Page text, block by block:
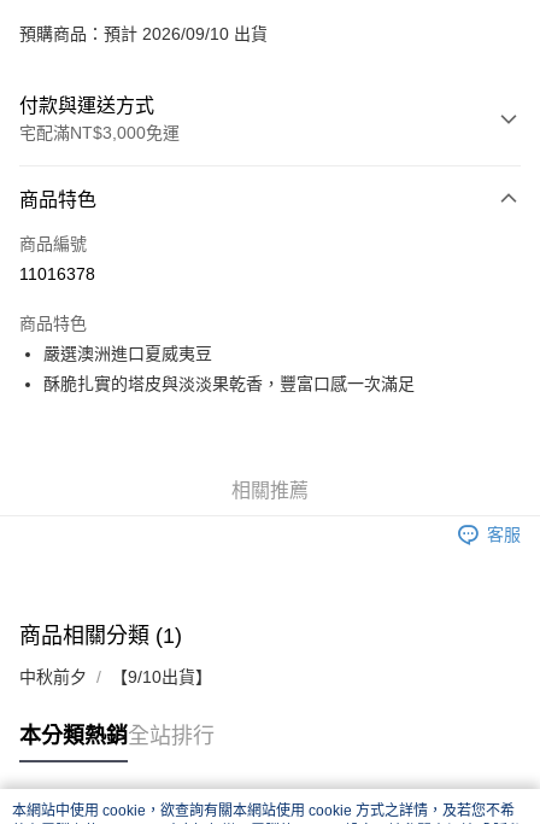
預購商品：預計 2026/09/10 出貨
付款與運送方式
宅配滿NT$3,000免運
信用卡一次付款
LINE Pay
街口支付
悠遊付
商品特色
商品編號
11016378
商品特色
嚴選澳洲進口夏威夷豆
酥脆扎實的塔皮與淡淡果乾香，豐富口感一次滿足
相關推薦
客服
商品相關分類 (1)
中秋前夕 【9/10出貨】
本分類熱銷全站排行
本網站中使用 cookie，欲查詢有關本網站使用 cookie 方式之詳情，及若您不希